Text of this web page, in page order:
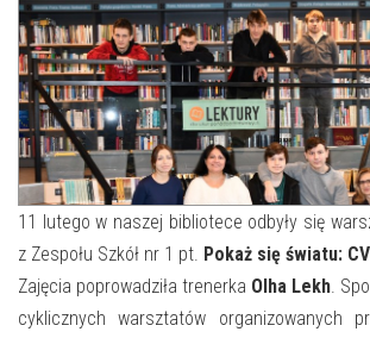
AKTUALNOŚCI
NAJBLIŻSZE WYDARZENIA
WYDARZENIA BIEŻĄCE
WYDARZYŁO SIĘ
NASZA OFERTA
STREFA WIEDZY O REGIONIE
STREFA KOLORU
FORMY STAŁE
NASZE FILIE
POLECANE STRONY
11 lutego w naszej bibliotece odbyły się
z Zespołu Szkół nr 1 pt. Pokaż się światu:
Zajęcia poprowadziła trenerka Olha Lekh.
cyklicznych warsztatów organizowanych